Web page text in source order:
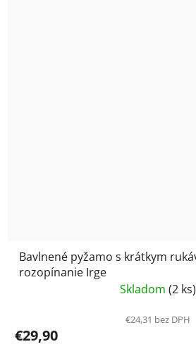
Bavlnené pyžamo s krátkym
rozopínanie Irge
Skladom (2 ks)
€24,31 bez DPH
€29,90